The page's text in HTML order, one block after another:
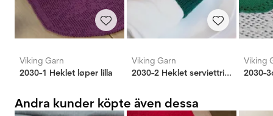
Viking Garn
2030-1 Heklet løper lilla
Viking Garn
2030-2 Heklet serviettring grønn
Viking
Andra kunder köpte även dessa